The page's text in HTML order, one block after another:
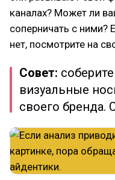
каналах? Может ли
соперничать с ними?
нет, посмотрите на
Совет:
визуальные
своего бренда.